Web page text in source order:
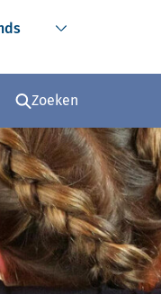
Zoeken